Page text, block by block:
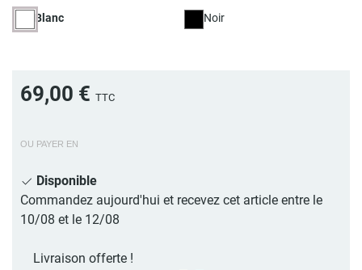
Blanc Noir
69,00 € TTC
OU PAYER EN
Disponible
Commandez aujourd'hui et recevez cet article entre le
10/08 et le 12/08
Livraison offerte !